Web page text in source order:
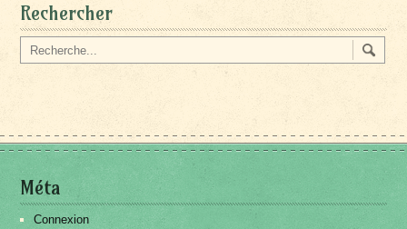
Rechercher
Méta
Connexion